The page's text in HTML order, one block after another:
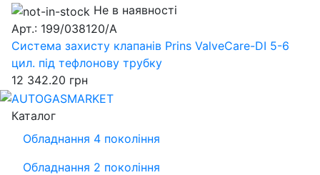
Не в наявності
Арт.: 199/038120/A
Система захисту клапанів Prins ValveCare-DI 5-6
цил. під тефлонову трубку
12 342.20 грн
Каталог
Обладнання 4 покоління
Обладнання 2 покоління